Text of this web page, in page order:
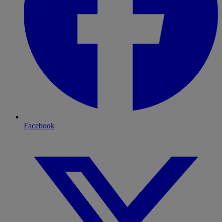
Facebook